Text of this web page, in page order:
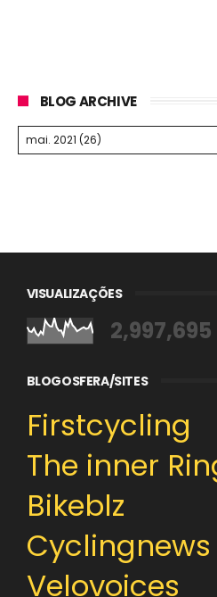
BLOG ARCHIVE
VISUALIZAÇÕES
2,997,695
BLOGOSFERA/SITES
Firstcycling
The inner
Bikeblz
Cyclingnews
Velovoices